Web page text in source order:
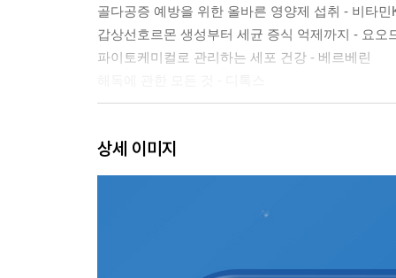
골다공증 예방을 위한 올바른 영양제 섭취 - 비타민
갑상선호르몬 생성부터 세균 증식 억제까지 - 요오
파이토케미컬로 관리하는 세포 건강 - 베르베린
암 진단이 사형선고는 아니다 - 암세포
대한민국 출산율 저하의 주범은? - 환경호르몬
몸이 보내는 위험 신호 - 통증
상세 이미지